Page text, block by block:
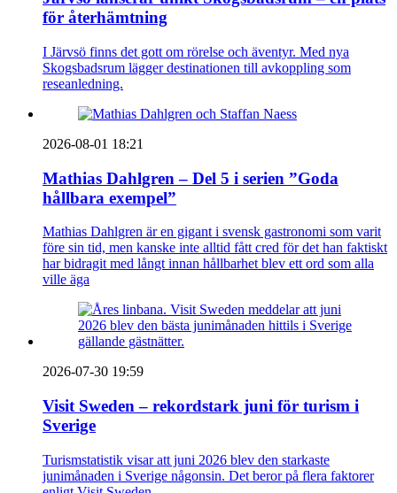
för återhämtning
I Järvsö finns det gott om rörelse och äventyr. Med nya
Skogsbadsrum lägger destinationen till avkoppling som
reseanledning.
2026-08-01 18:21
Mathias Dahlgren – Del 5 i serien ”Goda
hållbara exempel”
Mathias Dahlgren är en gigant i svensk gastronomi som varit
före sin tid, men kanske inte alltid fått cred för det han faktiskt
har bidragit med långt innan hållbarhet blev ett ord som alla
ville äga
2026-07-30 19:59
Visit Sweden – rekordstark juni för turism i
Sverige
Turismstatistik visar att juni 2026 blev den starkaste
junimånaden i Sverige någonsin. Det beror på flera faktorer